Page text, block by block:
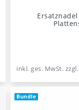
inkl. ges. MwSt. zzgl.
Bundle